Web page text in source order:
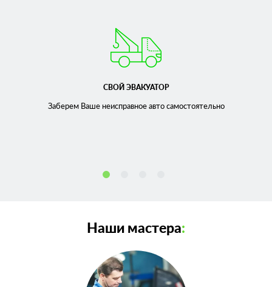
СВОЙ ЭВАКУАТОР
Заберем Ваше неисправноеавто самостоятельно
Наши мастера: